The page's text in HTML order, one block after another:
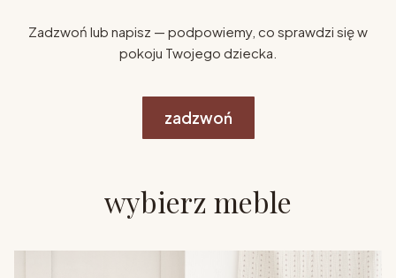
Zadzwoń lub napisz — podpowiemy, co sprawdzi się w
pokoju Twojego dziecka.
zadzwoń
wybierz meble